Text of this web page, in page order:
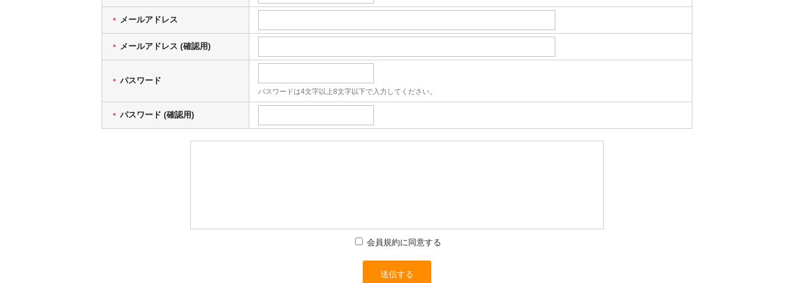
＊ メールアドレス
＊ メールアドレス (確認用)
＊ パスワード
パスワードは4文字以上8文字以下で入力してください。
＊ パスワード (確認用)
会員規約に同意する